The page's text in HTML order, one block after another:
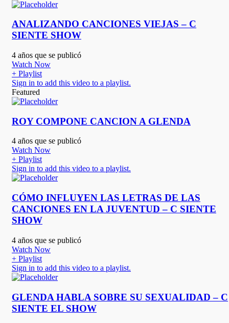
ANALIZANDO CANCIONES VIEJAS – C
SIENTE SHOW
4 años que se publicó
Watch Now
+ Playlist
Sign in to add this video to a playlist.
Featured
ROY COMPONE CANCION A GLENDA
4 años que se publicó
Watch Now
+ Playlist
Sign in to add this video to a playlist.
CÓMO INFLUYEN LAS LETRAS DE LAS
CANCIONES EN LA JUVENTUD – C SIENTE
SHOW
4 años que se publicó
Watch Now
+ Playlist
Sign in to add this video to a playlist.
GLENDA HABLA SOBRE SU SEXUALIDAD – C
SIENTE EL SHOW